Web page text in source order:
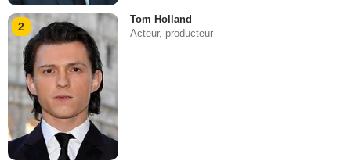
2
Tom Holland
Acteur, producteur